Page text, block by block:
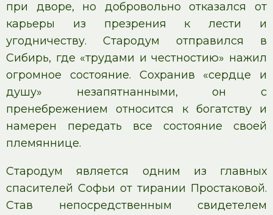
при дворе, но добровольно отказался от
карьеры из презрения к лести и
угодничеству. Стародум отправился в
Сибирь, где «трудами и честностию» нажил
огромное состояние. Сохранив «сердце и
душу» незапятнанными, он с
пренебрежением относится к богатству и
намерен передать все состояние своей
племяннице.
Стародум является одним из главных
спасителей Софьи от тирании Простаковой.
Став непосредственным свидетелем